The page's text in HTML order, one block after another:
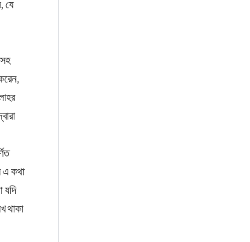
যে
এ কথা
যদি
থাকা